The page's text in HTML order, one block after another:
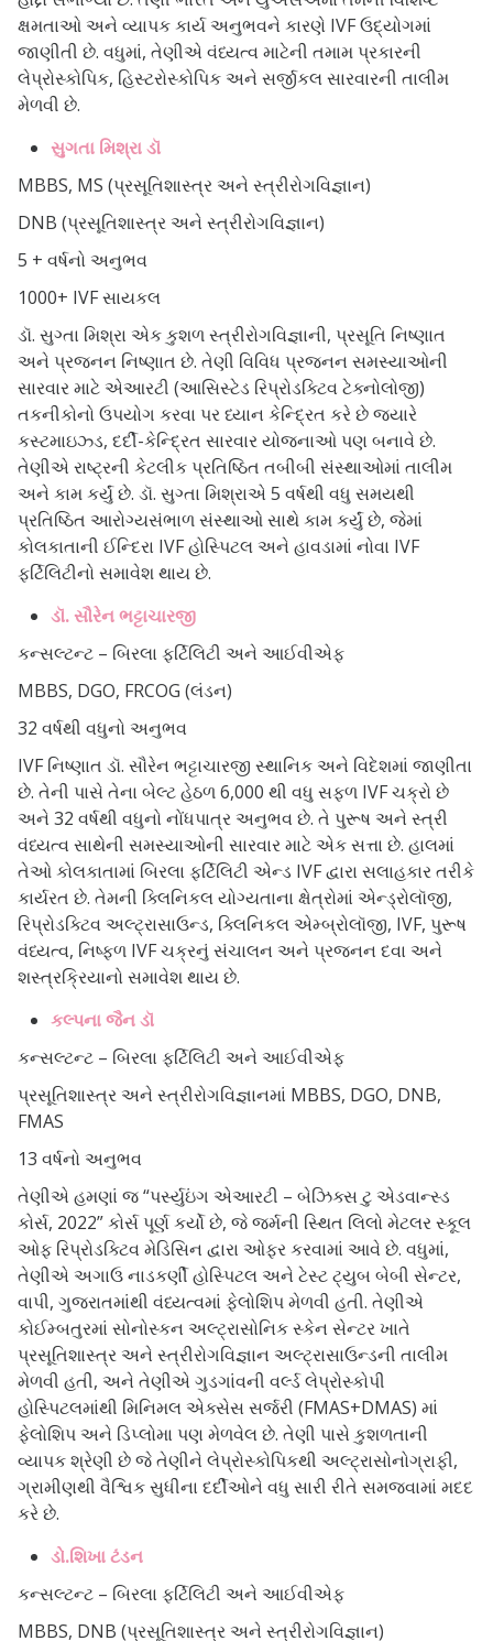
ક્ષમતાઓ અને વ્યાપક કાર્ય અનુભવને કારણે IVF ઉદ્યોગમાં
જાણીતી છે. વધુમાં, તેણીએ વંધ્યત્વ માટેની તમામ પ્રકારની
લેપ્રોસ્કોપિક, હિસ્ટરોસ્કોપિક અને સર્જીકલ સારવારની તાલીમ
મેળવી છે.
સુગતા મિશ્રા ડૉ
MBBS, MS (પ્રસૂતિશાસ્ત્ર અને સ્ત્રીરોગવિજ્ઞાન)
DNB (પ્રસૂતિશાસ્ત્ર અને સ્ત્રીરોગવિજ્ઞાન)
5 + વર્ષનો અનુભવ
1000+ IVF સાયકલ
ડૉ. સુગ્તા મિશ્રા એક કુશળ સ્ત્રીરોગવિજ્ઞાની, પ્રસૂતિ નિષ્ણાત
અને પ્રજનન નિષ્ણાત છે. તેણી વિવિધ પ્રજનન સમસ્યાઓની
સારવાર માટે એઆરટી (આસિસ્ટેડ રિપ્રોડક્ટિવ ટેક્નોલોજી)
તકનીકોનો ઉપયોગ કરવા પર ધ્યાન કેન્દ્રિત કરે છે જ્યારે
કસ્ટમાઇઝ્ડ, દર્દી-કેન્દ્રિત સારવાર યોજનાઓ પણ બનાવે છે.
તેણીએ રાષ્ટ્રની કેટલીક પ્રતિષ્ઠિત તબીબી સંસ્થાઓમાં તાલીમ
અને કામ કર્યું છે. ડૉ. સુગ્તા મિશ્રાએ 5 વર્ષથી વધુ સમયથી
પ્રતિષ્ઠિત આરોગ્યસંભાળ સંસ્થાઓ સાથે કામ કર્યું છે, જેમાં
કોલકાતાની ઈન્દિરા IVF હોસ્પિટલ અને હાવડામાં નોવા IVF
ફર્ટિલિટીનો સમાવેશ થાય છે.
ડૉ. સૌરેન ભટ્ટાચારજી
કન્સલ્ટન્ટ – બિરલા ફર્ટિલિટી અને આઈવીએફ
MBBS, DGO, FRCOG (લંડન)
32 વર્ષથી વધુનો અનુભવ
IVF નિષ્ણાત ડૉ. સૌરેન ભટ્ટાચારજી સ્થાનિક અને વિદેશમાં જાણીતા
છે. તેની પાસે તેના બેલ્ટ હેઠળ 6,000 થી વધુ સફળ IVF ચક્રો છે
અને 32 વર્ષથી વધુનો નોંધપાત્ર અનુભવ છે. તે પુરૂષ અને સ્ત્રી
વંધ્યત્વ સાથેની સમસ્યાઓની સારવાર માટે એક સત્તા છે. હાલમાં
તેઓ કોલકાતામાં બિરલા ફર્ટિલિટી એન્ડ IVF દ્વારા સલાહકાર તરીકે
કાર્યરત છે. તેમની ક્લિનિકલ યોગ્યતાના ક્ષેત્રોમાં એન્ડ્રોલૉજી,
રિપ્રોડક્ટિવ અલ્ટ્રાસાઉન્ડ, ક્લિનિકલ એમ્બ્રોલૉજી, IVF, પુરૂષ
વંધ્યત્વ, નિષ્ફળ IVF ચક્રનું સંચાલન અને પ્રજનન દવા અને
શસ્ત્રક્રિયાનો સમાવેશ થાય છે.
કલ્પના જૈન ડૉ
કન્સલ્ટન્ટ – બિરલા ફર્ટિલિટી અને આઈવીએફ
પ્રસૂતિશાસ્ત્ર અને સ્ત્રીરોગવિજ્ઞાનમાં MBBS, DGO, DNB,
FMAS
13 વર્ષનો અનુભવ
તેણીએ હમણાં જ “પર્સ્યુઇંગ એઆરટી – બેઝિક્સ ટુ એડવાન્સ્ડ
કોર્સ, 2022” કોર્સ પૂર્ણ કર્યો છે, જે જર્મની સ્થિત લિલો મેટલર સ્કૂલ
ઓફ રિપ્રોડક્ટિવ મેડિસિન દ્વારા ઓફર કરવામાં આવે છે. વધુમાં,
તેણીએ અગાઉ નાડકર્ણી હોસ્પિટલ અને ટેસ્ટ ટ્યુબ બેબી સેન્ટર,
વાપી, ગુજરાતમાંથી વંધ્યત્વમાં ફેલોશિપ મેળવી હતી. તેણીએ
કોઈમ્બતુરમાં સોનોસ્કન અલ્ટ્રાસોનિક સ્કેન સેન્ટર ખાતે
પ્રસૂતિશાસ્ત્ર અને સ્ત્રીરોગવિજ્ઞાન અલ્ટ્રાસાઉન્ડની તાલીમ
મેળવી હતી, અને તેણીએ ગુડગાંવની વર્લ્ડ લેપ્રોસ્કોપી
હોસ્પિટલમાંથી મિનિમલ એક્સેસ સર્જરી (FMAS+DMAS) માં
ફેલોશિપ અને ડિપ્લોમા પણ મેળવેલ છે. તેણી પાસે કુશળતાની
વ્યાપક શ્રેણી છે જે તેણીને લેપ્રોસ્કોપિકથી અલ્ટ્રાસોનોગ્રાફી,
ગ્રામીણથી વૈશ્વિક સુધીના દર્દીઓને વધુ સારી રીતે સમજવામાં મદદ
કરે છે.
ડો.શિખા ટંડન
કન્સલ્ટન્ટ – બિરલા ફર્ટિલિટી અને આઈવીએફ
MBBS, DNB (પ્રસૂતિશાસ્ત્ર અને સ્ત્રીરોગવિજ્ઞાન)